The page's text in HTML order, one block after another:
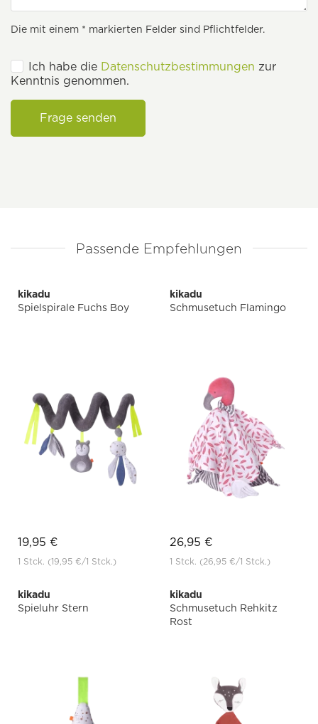
Die mit einem * markierten Felder sind Pflichtfelder.
Ich habe die Datenschutzbestimmungen zur
Kenntnis genommen.
Frage senden
Passende Empfehlungen
kikadu
Spielspirale Fuchs Boy
19,95 €
1 Stck. (19,95 €/1 Stck.)
kikadu
Schmusetuch Flamingo
26,95 €
1 Stck. (26,95 €/1 Stck.)
kikadu
Spieluhr Stern
kikadu
Schmusetuch Rehkitz
Rost